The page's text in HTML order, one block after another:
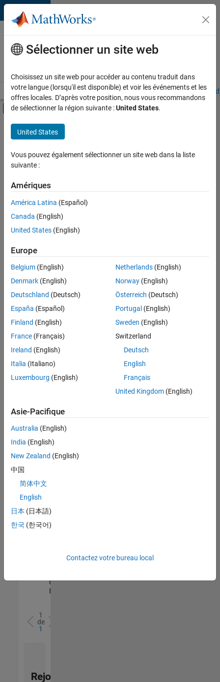
Passer au contenu
Votre
carrière
chez
Accueil Explorer nos opportunités Adresses de nos bureaux
Activer/désactiver l'affichage du menu
Contenu principal
FILTRER PAR
Programme destiné aux nouvelles carrières (EDG)
Applications et outils commerciaux
Technologies de l’information
Enregistrer
sélectionnées
Les
descriptions
poste
n’ont
pas
été
traduites.
Effectuez
lieu
pour
l’ensemble
des
opportunités
votre
région.
Senior Software Quality Engineer
Senior
Engineer
qualité |
Expérimenté(e)
1
de
1
Rejoignez
Sélectionner un site web
Choisissez un site web pour accéder au contenu traduit dans
votre langue (lorsqu'il est disponible) et voir les événements et les
offres locales. D’après votre position, nous vous recommandons
de sélectionner la région suivante :United States.
United States
Vous pouvez également sélectionner un site web dans la liste
suivante :
Amériques
América Latina (Español)
Canada (English)
United States (English)
Europe
Belgium (English)
Denmark (English)
Deutschland (Deutsch)
España (Español)
Finland (English)
France (Français)
Ireland (English)
Italia (Italiano)
Luxembourg (English)
Netherlands(English)
Norway(English)
Österreich (Deutsch)
Portugal (English)
Sweden (English)
Switzerland
Deutsch
English
Français
United Kingdom(English)
Asie-Pacifique
Australia (English)
India (English)
New Zealand (English)
中国
简体中文
English
日本 (日本語)
한국 (한국어)
Contactez votre bureau local